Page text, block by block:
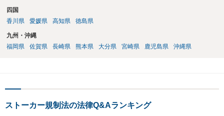
四国
香川県
愛媛県 高知県 徳島県
九州・沖縄
福岡県
佐賀県 長崎県 熊本県 大分県 宮崎県 鹿児島県 沖縄県
ストーカー規制法の法律Q&Aランキング